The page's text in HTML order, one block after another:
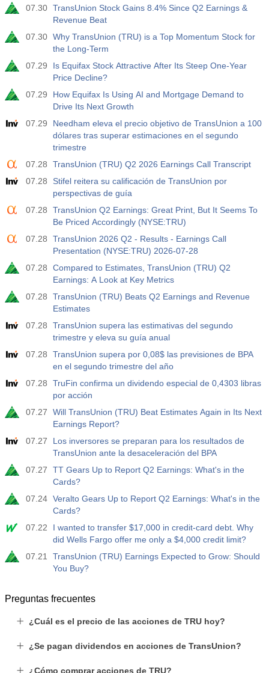
07.30 TransUnion Stock Gains 8.4% Since Q2 Earnings &
Revenue Beat
07.30 Why TransUnion (TRU) is a Top Momentum Stock for
the Long-Term
07.29
Is Equifax Stock Attractive After Its Steep One-Year
Price Decline?
07.29
How Equifax Is Using AI and Mortgage Demand to
Drive Its Next Growth
07.29
Needham eleva el precio objetivo de TransUnion a 100
dólares tras superar estimaciones en el segundo
trimestre
07.28
TransUnion (TRU) Q2 2026 Earnings Call Transcript
07.28
Stifel reitera su calificación de TransUnion por
perspectivas de guía
07.28
TransUnion Q2 Earnings: Great Print, But It Seems To
Be Priced Accordingly (NYSE:TRU)
07.28
TransUnion 2026 Q2 - Results - Earnings Call
Presentation (NYSE:TRU) 2026-07-28
07.28
Compared to Estimates, TransUnion (TRU) Q2
Earnings: A Look at Key Metrics
07.28
TransUnion (TRU) Beats Q2 Earnings and Revenue
Estimates
07.28
TransUnion supera las estimativas del segundo
trimestre y eleva su guía anual
07.28
TransUnion supera por 0,08$ las previsiones de BPA
en el segundo trimestre del año
07.28
TruFin confirma un dividendo especial de 0,4303 libras
por acción
07.27
Will TransUnion (TRU) Beat Estimates Again in Its Next
Earnings Report?
07.27
Los inversores se preparan para los resultados de
TransUnion ante la desaceleración del BPA
07.27
TT Gears Up to Report Q2 Earnings: What's in the
Cards?
07.24 Veralto Gears Up to Report Q2 Earnings: What's in the
Cards?
07.22
I wanted to transfer $17,000 in credit-card debt. Why
did Wells Fargo offer me only a $4,000 credit limit?
07.21
TransUnion (TRU) Earnings Expected to Grow: Should
You Buy?
Preguntas frecuentes
¿Cuál es el precio de las acciones de TRU hoy?
¿Se pagan dividendos en acciones de TransUnion?
¿Cómo comprar acciones de TRU?